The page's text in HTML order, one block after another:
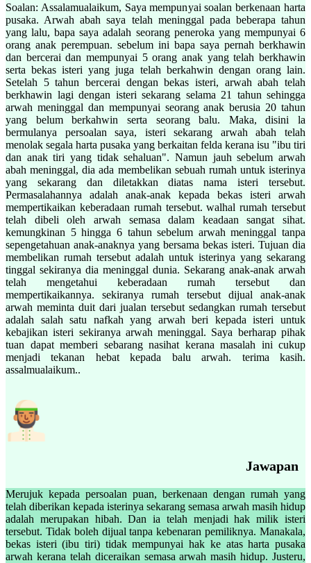
Soalan: Assalamualaikum, Saya mempunyai soalan berkenaan harta
pusaka. Arwah abah saya telah meninggal pada beberapa tahun
yang lalu, bapa saya adalah seorang peneroka yang mempunyai 6
orang anak perempuan. sebelum ini bapa saya pernah berkhawin
dan bercerai dan mempunyai 5 orang anak yang telah berkhawin
serta bekas isteri yang juga telah berkahwin dengan orang lain.
Setelah 5 tahun bercerai dengan bekas isteri, arwah abah telah
berkhawin lagi dengan isteri sekarang selama 21 tahun sehingga
arwah meninggal dan mempunyai seorang anak berusia 20 tahun
yang belum berkahwin serta seorang balu. Maka, disini la
bermulanya persoalan saya, isteri sekarang arwah abah telah
menolak segala harta pusaka yang berkaitan felda kerana isu "ibu tiri
dan anak tiri yang tidak sehaluan". Namun jauh sebelum arwah
abah meninggal, dia ada membelikan sebuah rumah untuk isterinya
yang sekarang dan diletakkan diatas nama isteri tersebut.
Permasalahannya adalah anak-anak kepada bekas isteri arwah
mempertikaikan keberadaan rumah tersebut. walhal rumah tersebut
telah dibeli oleh arwah semasa dalam keadaan sangat sihat.
kemungkinan 5 hingga 6 tahun sebelum arwah meninggal tanpa
sepengetahuan anak-anaknya yang bersama bekas isteri. Tujuan dia
membelikan rumah tersebut adalah untuk isterinya yang sekarang
tinggal sekiranya dia meninggal dunia. Sekarang anak-anak arwah
telah mengetahui keberadaan rumah tersebut dan
mempertikaikannya. sekiranya rumah tersebut dijual anak-anak
arwah meminta duit dari jualan tersebut sedangkan rumah tersebut
adalah salah satu nafkah yang arwah beri kepada isteri untuk
kebajikan isteri sekiranya arwah meninggal. Saya berharap pihak
tuan dapat memberi sebarang nasihat kerana masalah ini cukup
menjadi tekanan hebat kepada balu arwah. terima kasih.
assalmualaikum..
Jawapan
Merujuk kepada persoalan puan, berkenaan dengan rumah yang
telah diberikan kepada isterinya sekarang semasa arwah masih hidup
adalah merupakan hibah. Dan ia telah menjadi hak milik isteri
tersebut. Tidak boleh dijual tanpa kebenaran pemiliknya. Manakala,
bekas isteri (ibu tiri) tidak mempunyai hak ke atas harta pusaka
arwah kerana telah diceraikan semasa arwah masih hidup. Justeru,